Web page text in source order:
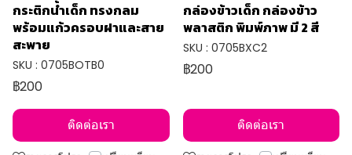
กระติกน้ำเด็ก ทรงกลม
พร้อมแก้วครอบฝาและสาย
สะพาย
SKU : 0705BOTB0
฿200
ติดต่อเรา
กล่องข้าวเด็ก กล่องข้าว
พลาสติก พิมพ์ภาพ มี 2 สี
SKU : 0705BXC2
฿200
ติดต่อเรา